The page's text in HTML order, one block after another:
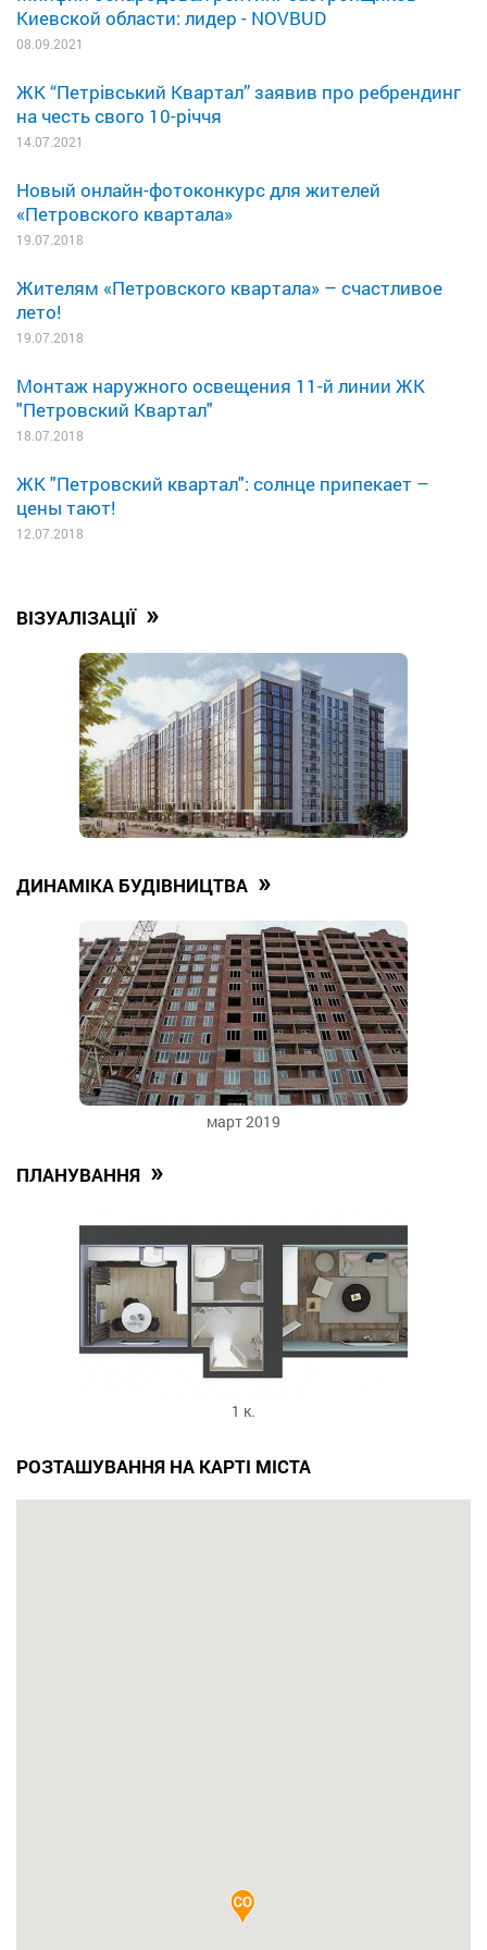
Киевской области: лидер - NOVBUD
08.09.2021
ЖК “Петрівський Квартал” заявив про ребрендинг
на честь свого 10-річчя
14.07.2021
Новый онлайн-фотоконкурс для жителей
«Петровского квартала»
19.07.2018
Жителям «Петровского квартала» – счастливое
лето!
19.07.2018
Монтаж наружного освещения 11-й линии ЖК
"Петровский Квартал"
18.07.2018
ЖК "Петровский квартал": солнце припекает –
цены тают!
12.07.2018
ВІЗУАЛІЗАЦІЇ »
ДИНАМІКА БУДІВНИЦТВА »
март 2019
ПЛАНУВАННЯ »
1 к.
РОЗТАШУВАННЯ НА КАРТІ МІСТА